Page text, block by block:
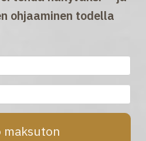
ohjaaminen todella
maksuton